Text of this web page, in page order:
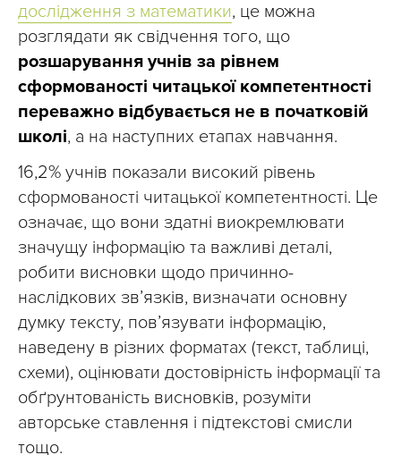
дослідження з математики, це можна
розглядати як свідчення того, що
розшарування учнів за рівнем
сформованості читацької компетентності
переважно відбувається не в початковій
школі, а на наступних етапах навчання.
16,2% учнів показали високий рівень
сформованості читацької компетентності. Це
означає, що вони здатні виокремлювати
значущу інформацію та важливі деталі,
робити висновки щодо причинно-
наслідкових зв’язків, визначати основну
думку тексту, пов’язувати інформацію,
наведену в різних форматах (текст, таблиці,
схеми), оцінювати достовірність інформації та
обґрунтованість висновків, розуміти
авторське ставлення і підтекстові смисли
тощо.